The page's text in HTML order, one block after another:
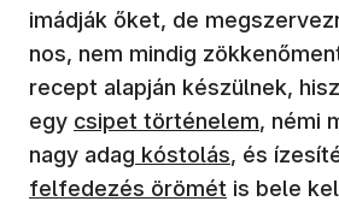
imádják őket, de
nos, nem mindig
recept alapján készülnek,
egy (új ablakban nyílik meg)
csipet történelem, némi
nagy adag kóstolás, és
felfedezés örömét is bele